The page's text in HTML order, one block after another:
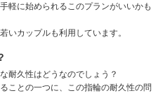
軽に始められるこのプランがいいかも
いカップルも利用しています。
耐久性はどうなのでしょう？
ことの一つに、この指輪の耐久性の問